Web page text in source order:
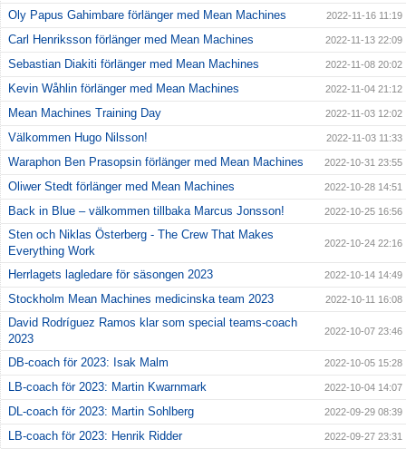
Oly Papus Gahimbare förlänger med Mean Machines 2022-11-16 11:19
Carl Henriksson förlänger med Mean Machines 2022-11-13 22:09
Sebastian Diakiti förlänger med Mean Machines 2022-11-08 20:02
Kevin Wåhlin förlänger med Mean Machines 2022-11-04 21:12
Mean Machines Training Day 2022-11-03 12:02
Välkommen Hugo Nilsson! 2022-11-03 11:33
Waraphon Ben Prasopsin förlänger med Mean Machines 2022-10-31 23:55
Oliwer Stedt förlänger med Mean Machines 2022-10-28 14:51
Back in Blue – välkommen tillbaka Marcus Jonsson! 2022-10-25 16:56
Sten och Niklas Österberg - The Crew That Makes
Everything Work
2022-10-24 22:16
Herrlagets lagledare för säsongen 2023 2022-10-14 14:49
Stockholm Mean Machines medicinska team 2023 2022-10-11 16:08
David Rodríguez Ramos klar som special teams-coach
2023
2022-10-07 23:46
DB-coach för 2023: Isak Malm 2022-10-05 15:28
LB-coach för 2023: Martin Kwarnmark 2022-10-04 14:07
DL-coach för 2023: Martin Sohlberg 2022-09-29 08:39
LB-coach för 2023: Henrik Ridder 2022-09-27 23:31